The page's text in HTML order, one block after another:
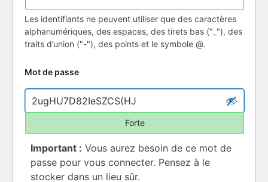
Les identifiants ne peuvent utiliser que des caractères
alphanumériques, des espaces, des tirets bas ("_"), des
traits d’union ("-"), des points et le symbole @.
Mot de passe
Forte
Important : Vous aurez besoin de ce mot de
passe pour vous connecter. Pensez à le
stocker dans un lieu sûr.